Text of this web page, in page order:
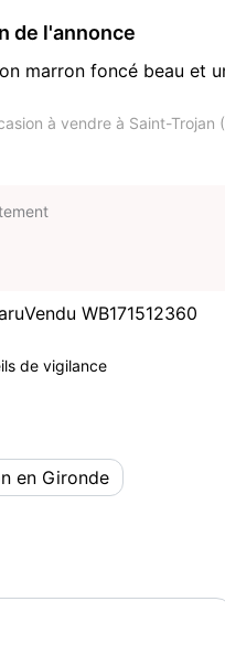
de l'annonce
marron foncé beau et
à vendre à Saint-Trojan
WB171512360
de vigilance
en Gironde